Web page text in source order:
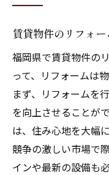
る方法
住み心地
イント
快適な住環
術
居住者のニ
賃貸物件のリフォ
福岡県で賃貸物件の
って、リフォームは
まず、リフォームを
を向上させることが
は、住み心地を大幅
競争の激しい市場で
インや最新の設備も